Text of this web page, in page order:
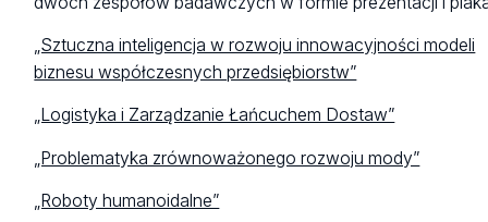
„Sztuczna inteligencja w rozwoju innowacyjności modeli
biznesu współczesnych przedsiębiorstw”
„Logistyka i Zarządzanie Łańcuchem Dostaw”
„Problematyka zrównoważonego rozwoju mody”
„Roboty humanoidalne”